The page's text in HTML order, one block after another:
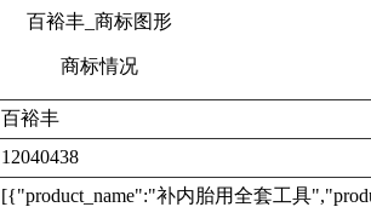
百裕丰_商标图形
商标情况
百裕丰
12040438
[{"product_name":"补内胎用全套工具